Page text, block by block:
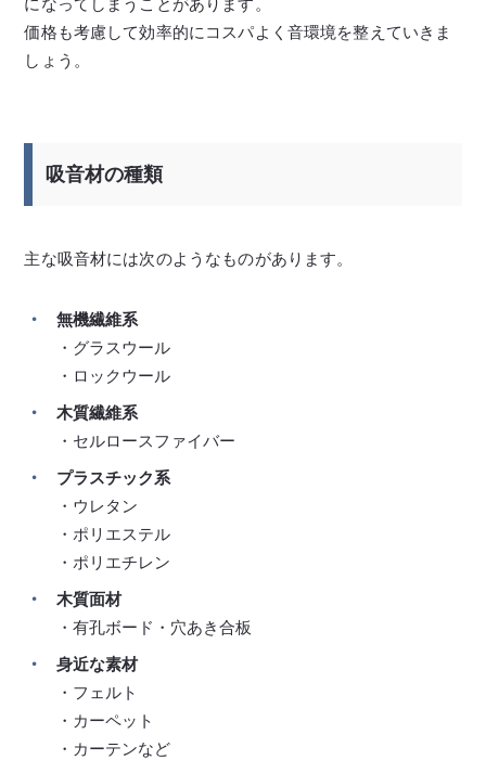
になってしまうことがあります。
価格も考慮して効率的にコスパよく音環境を整えていきま
しょう。
吸音材の種類
主な吸音材には次のようなものがあります。
無機繊維系
・グラスウール
・ロックウール
木質繊維系
・セルロースファイバー
プラスチック系
・ウレタン
・ポリエステル
・ポリエチレン
木質面材
・有孔ボード・穴あき合板
身近な素材
・フェルト
・カーペット
・カーテンなど